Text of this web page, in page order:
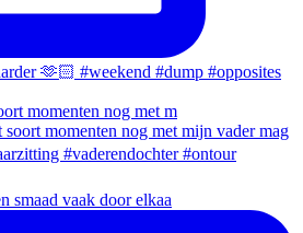
momenten nog met m
smaad vaak door elkaa